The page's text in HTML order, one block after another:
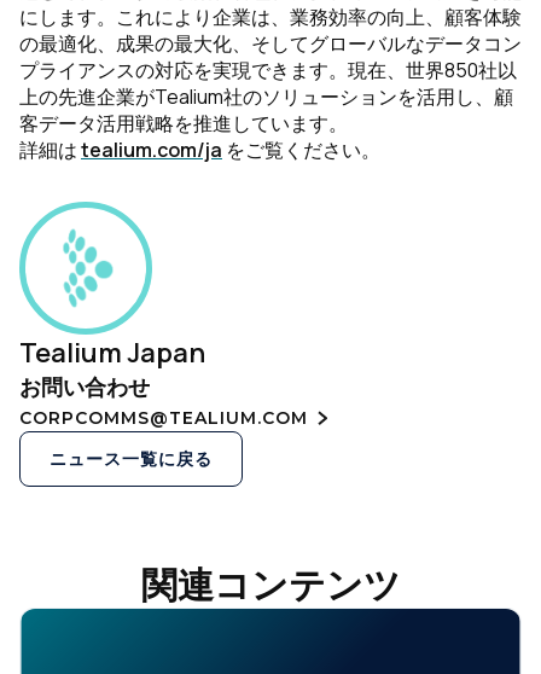
にします。これにより企業は、業務効率の向上、顧客体験
の最適化、成果の最大化、そしてグローバルなデータコン
プライアンスの対応を実現できます。現在、世界850社以
上の先進企業がTealium社のソリューションを活用し、顧
客データ活用戦略を推進しています。
詳細はtealium.com/ja をご覧ください。
Tealium Japan
お問い合わせ
CORPCOMMS@TEALIUM.COM
ニュース一覧に戻る
関連コンテンツ